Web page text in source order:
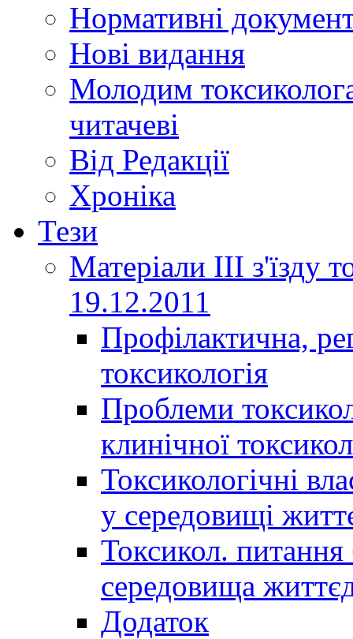
Нормативні
Нові видання
Молодим
читачеві
Від Редакції
Хроніка
Тези
Матеріали ІІІ з'їзду
19.12.2011
Профілактична,
токсикологія
Проблеми
клинічної
Токсикологічні
у середовищі
Токсикол. питання
середовища
Додаток